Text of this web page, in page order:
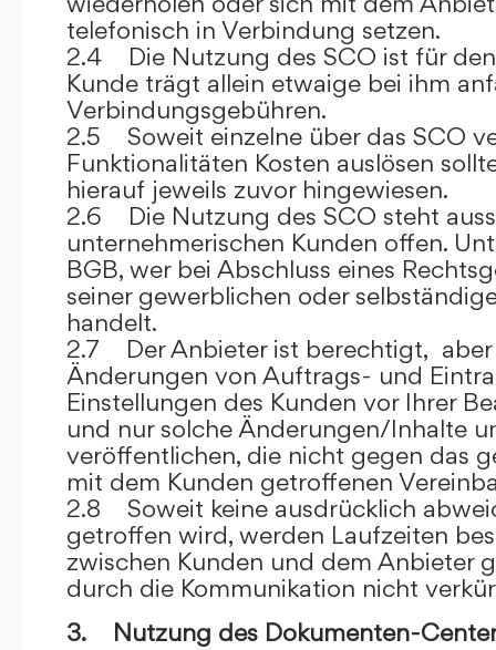
telefonisch in Verbindung setzen.
2.4 Die Nutzung des SCO ist für den
Kunde trägt allein etwaige bei ihm
Verbindungsgebühren.
2.5 Soweit einzelne über das SCO
Funktionalitäten Kosten auslösen
hierauf jeweils zuvor hingewiesen.
2.6 Die Nutzung des SCO steht
unternehmerischen Kunden offen.
BGB, wer bei Abschluss eines
seiner gewerblichen oder
handelt.
2.7 Der Anbieter ist berechtigt,
Änderungen von Auftrags- und
Einstellungen des Kunden vor Ihrer
und nur solche Änderungen/Inhalte
veröffentlichen, die nicht gegen das
mit dem Kunden getroffenen
2.8 Soweit keine ausdrücklich
getroffen wird, werden Laufzeiten
zwischen Kunden und dem Anbieter
durch die Kommunikation nicht
3. Nutzung des Dokumenten-